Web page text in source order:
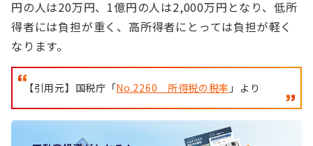
円の人は20万円、1億円の人は2,000万円となり、低所
得者には負担が重く、高所得者にとっては負担が軽く
なります。
【引用元】国税庁「No.2260 所得税の税率 」より